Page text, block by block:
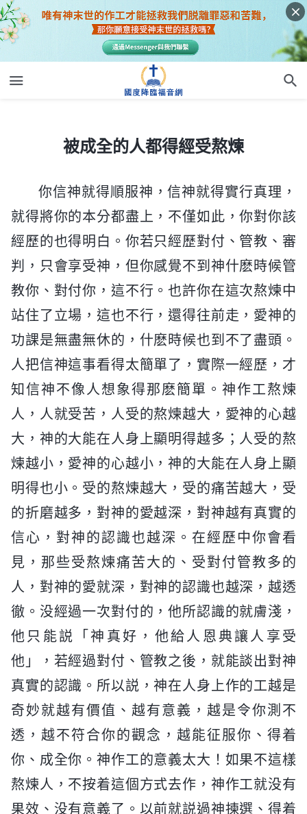
被成全的人都得經受熬煉
你信神就得順服神，信神就得實行真理，
就得將你的本分都盡上，不僅如此，你對你該
經歷的也得明白。你若只經歷對付、管教、審
判，只會享受神，但你感覺不到神什麽時候管
教你、對付你，這不行。也許你在這次熬煉中
站住了立場，這也不行，還得往前走，愛神的
功課是無盡無休的，什麽時候也到不了盡頭。
人把信神這事看得太簡單了，實際一經歷，才
知信神不像人想象得那麽簡單。神作工熬煉
人，人就受苦，人受的熬煉越大，愛神的心越
大，神的大能在人身上顯明得越多；人受的熬
煉越小，愛神的心越小，神的大能在人身上顯
明得也小。受的熬煉越大，受的痛苦越大，受
的折磨越多，對神的愛越深，對神越有真實的
信心，對神的認識也越深。在經歷中你會看
見，那些受熬煉痛苦大的、受對付管教多的
人，對神的愛就深，對神的認識也越深，越透
徹。没經過一次對付的，他所認識的就膚淺，
他只能説「神真好，他給人恩典讓人享受
他」，若經過對付、管教之後，就能談出對神
真實的認識。所以説，神在人身上作的工越是
奇妙就越有價值、越有意義，越是令你測不
透，越不符合你的觀念，越能征服你、得着
你、成全你。神作工的意義太大！如果不這樣
熬煉人，不按着這個方式去作，神作工就没有
果效、没有意義了。以前就説過神揀選、得着